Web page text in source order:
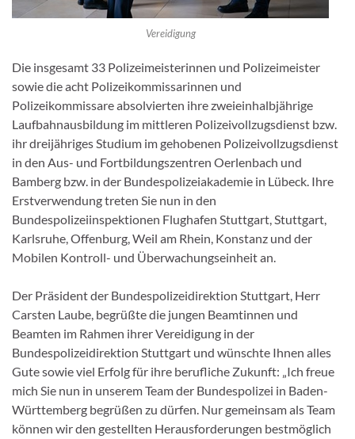
Vereidigung
Die insgesamt 33 Polizeimeisterinnen und Polizeimeister
sowie die acht Polizeikommissarinnen und
Polizeikommissare absolvierten ihre zweieinhalbjährige
Laufbahnausbildung im mittleren Polizeivollzugsdienst bzw.
ihr dreijähriges Studium im gehobenen Polizeivollzugsdienst
in den Aus- und Fortbildungszentren Oerlenbach und
Bamberg bzw. in der Bundespolizeiakademie in Lübeck. Ihre
Erstverwendung treten Sie nun in den
Bundespolizeiinspektionen Flughafen Stuttgart, Stuttgart,
Karlsruhe, Offenburg, Weil am Rhein, Konstanz und der
Mobilen Kontroll- und Überwachungseinheit an.
Der Präsident der Bundespolizeidirektion Stuttgart, Herr
Carsten Laube, begrüßte die jungen Beamtinnen und
Beamten im Rahmen ihrer Vereidigung in der
Bundespolizeidirektion Stuttgart und wünschte Ihnen alles
Gute sowie viel Erfolg für ihre berufliche Zukunft: „Ich freue
mich Sie nun in unserem Team der Bundespolizei in Baden-
Württemberg begrüßen zu dürfen. Nur gemeinsam als Team
können wir den gestellten Herausforderungen bestmöglich